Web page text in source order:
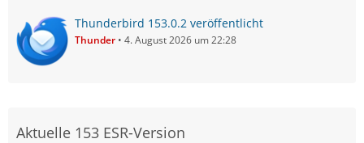
Thunderbird 153.0.2 veröffentlicht
Thunder 4. August 2026 um 22:28
Aktuelle 153 ESR-Version